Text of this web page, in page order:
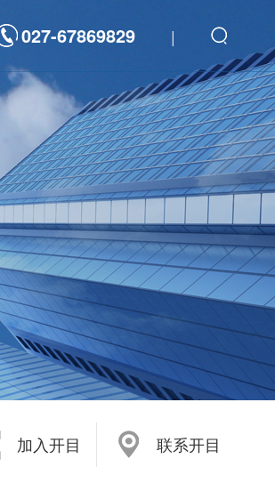
一体化敏捷开发平台
析软件 3DDFM
估算软件 3DDFC
仿真软件 3DAST
仿真软件 3DMPS
件 3DWELD
/科技
部件
子
重型装备
能源电力
027-67869829 |
加入开目 联系开目